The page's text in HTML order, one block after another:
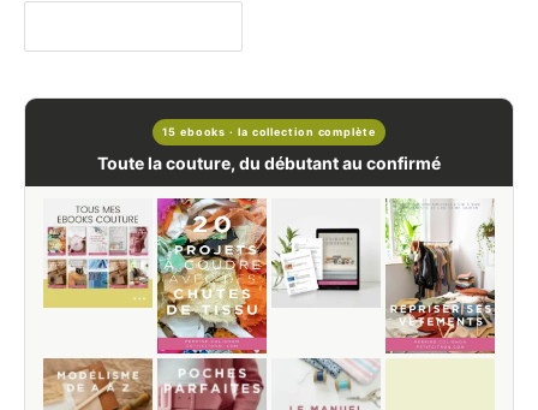
15 ebooks · la collection complète
Toute la couture, du débutant au confirmé